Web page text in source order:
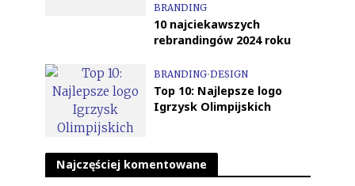
BRANDING
10 najciekawszych
rebrandingów 2024 roku
BRANDING•DESIGN
Top 10: Najlepsze logo
Igrzysk Olimpijskich
Najczęściej komentowane